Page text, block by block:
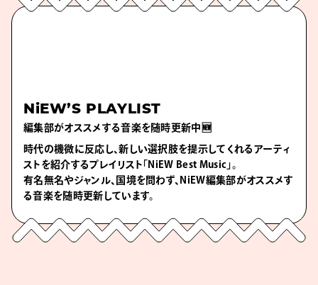
NiEW’S PLAYLIST
編集部がオススメする音楽を随時更新中🆕
時代の機微に反応し、新しい選択肢を提示してくれるアーティ
ストを紹介するプレイリスト「NiEW Best Music」。
有名無名やジャンル、国境を問わず、NiEW編集部がオススメす
る音楽を随時更新しています。